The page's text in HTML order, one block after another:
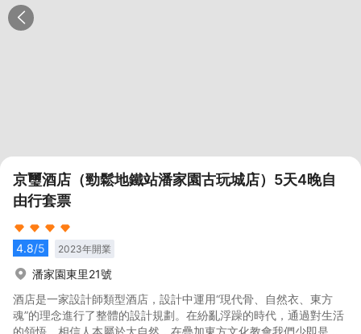
京璽酒店（勁鬆地鐵站潘家園古玩城店）5天4晚自
由行套票
4.8/5 2023年開業
潘家園東里21號
酒店是一家設計師類型酒店，設計中運用“現代骨、自然衣、東方
魂”的理念進行了整體的設計規劃。在紛亂浮躁的時代，通過對生活
的領悟，相信人本屬於大自然，在疊加東方文化教會我們少即是多